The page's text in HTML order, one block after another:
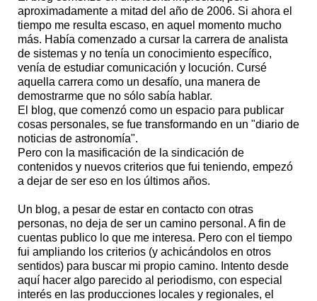
aproximadamente a mitad del año de 2006. Si ahora el
tiempo me resulta escaso, en aquel momento mucho
más. Había comenzado a cursar la carrera de analista
de sistemas y no tenía un conocimiento específico,
venía de estudiar comunicación y locución. Cursé
aquella carrera como un desafío, una manera de
demostrarme que no sólo sabía hablar.
El blog, que comenzó como un espacio para publicar
cosas personales, se fue transformando en un "diario de
noticias de astronomía".
Pero con la masificación de la sindicación de
contenidos y nuevos criterios que fui teniendo, empezó
a dejar de ser eso en los últimos años.
Un blog, a pesar de estar en contacto con otras
personas, no deja de ser un camino personal. A fin de
cuentas publico lo que me interesa. Pero con el tiempo
fui ampliando los criterios (y achicándolos en otros
sentidos) para buscar mi propio camino. Intento desde
aquí hacer algo parecido al periodismo, con especial
interés en las producciones locales y regionales, el